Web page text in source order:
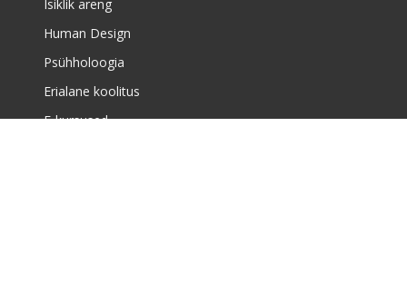
Isiklik areng
Human Design
Psühholoogia
Erialane koolitus
E-kursused